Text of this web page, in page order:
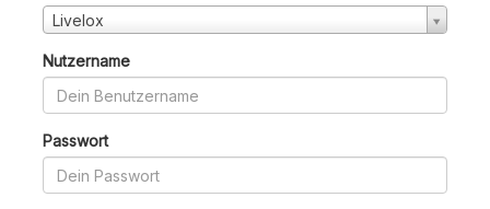
Livelox
Nutzername
Passwort